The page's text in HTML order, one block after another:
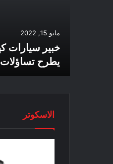
مايو 15, 2022
خبير سيارات
يطرح تساؤلات
الاسكوتر